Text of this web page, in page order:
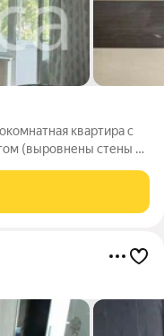
кваpтирa с
(выровнены стены и
тишину и